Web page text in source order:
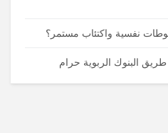
نفسية واكتئاب مستمر؟
البنوك الربوية حرام